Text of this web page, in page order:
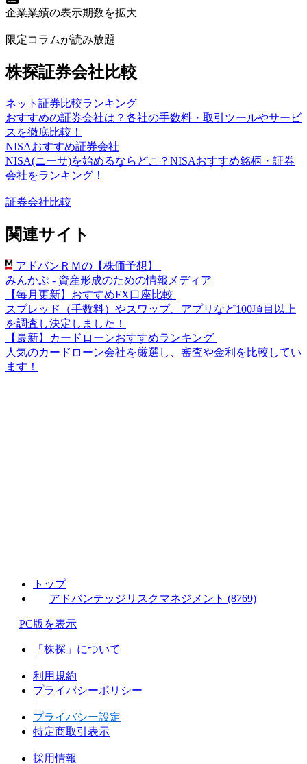
企業業績の表示期数を拡大
限定コラムが読み放題
株探証券会社比較
ネット証券比較ランキング
おすすめの証券会社は？各社の手数料・取引ツールやサービ
スを徹底比較！
NISAおすすめ証券会社
NISA(ニーサ)を始めるならどこ？NISAおすすめ銘柄・証券
会社をランキング！
証券会社比較
関連サイト
アドバンＲＭの【株価予想】
みんかぶ - 資産形成のための情報メディア
【毎月更新】おすすめFX口座比較
スプレッド（手数料）やスワップ、アプリなど100項目以上
を調査し決定しました！
【最新】カードローンおすすめランキング
人気のカードローン会社を厳選し、審査や金利を比較してい
ます！
トップ
アドバンテッジリスクマネジメント (8769)
PC版を表示
「株探」について
|
利用規約
プライバシーポリシー
|
プライバシー設定
特定商取引表示
|
採用情報